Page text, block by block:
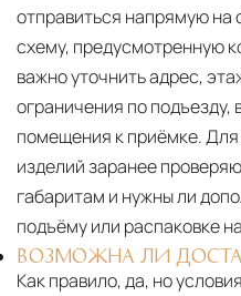
отправиться напрямую на
схему, предусмотренную
важно уточнить адрес,
ограничения по подъезду,
помещения к приёмке.
изделий заранее
габаритам и нужны ли
подъёму или распаковке
ВОЗМОЖНА ЛИ
Как правило, да, но